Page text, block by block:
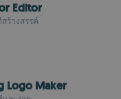
Editor
ร้างสรรค์
Logo Maker